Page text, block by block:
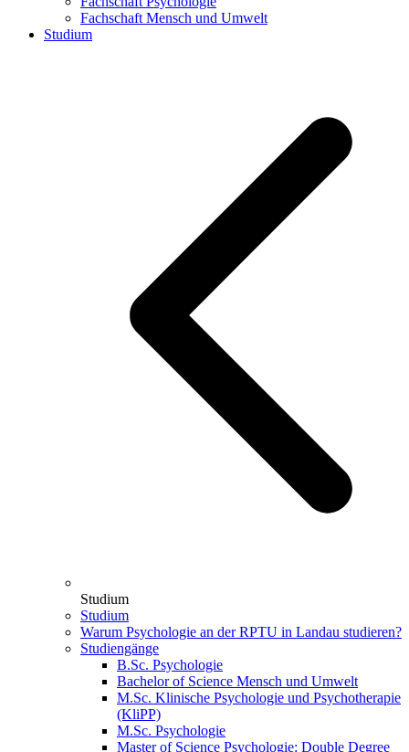
Fachschaft Mensch und Umwelt
Studium
Studium
Studium
Warum Psychologie an der RPTU in Landau studieren?
Studiengänge
B.Sc. Psychologie
Bachelor of Science Mensch und Umwelt
M.Sc. Klinische Psychologie und Psychotherapie
(KliPP)
M.Sc. Psychologie
Master of Science Psychologie: Double Degree